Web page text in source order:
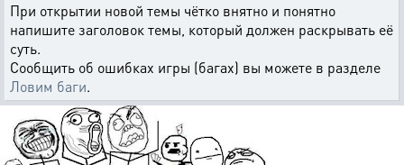
При открытии новой темы чётко внятно и понятно
напишите заголовок темы, который должен раскрывать её
суть.
Сообщить об ошибках игры (багах) вы можете в разделе
Ловим баги.